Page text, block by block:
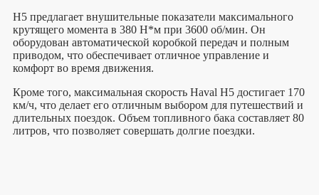
H5 предлагает внушительные показатели максимального
крутящего момента в 380 Н*м при 3600 об/мин. Он
оборудован автоматической коробкой передач и полным
приводом, что обеспечивает отличное управление и
комфорт во время движения.
Кроме того, максимальная скорость Haval H5 достигает 170
км/ч, что делает его отличным выбором для путешествий и
длительных поездок. Объем топливного бака составляет 80
литров, что позволяет совершать долгие поездки.